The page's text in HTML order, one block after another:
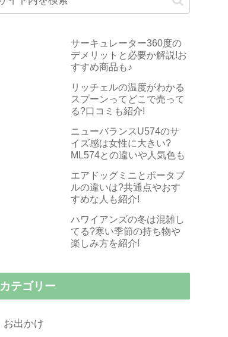
サーキュレーター360度の
デメリットと必要か解説!お
すすめ商品も♪
リッチェルの温度がわかる
スプーンってどこで売って
る?口コミも紹介!
ニューバランスU574のサ
イズ感は女性に大きい?
ML574との違いや人気色も
エアドッグミニとポータブ
ルの違いは?共通点やおす
すめな人も紹介!
ハワイアンズの冬は混雑し
てる?寒い季節の持ち物や
楽しみ方を紹介!
カテゴリー
お出かけ